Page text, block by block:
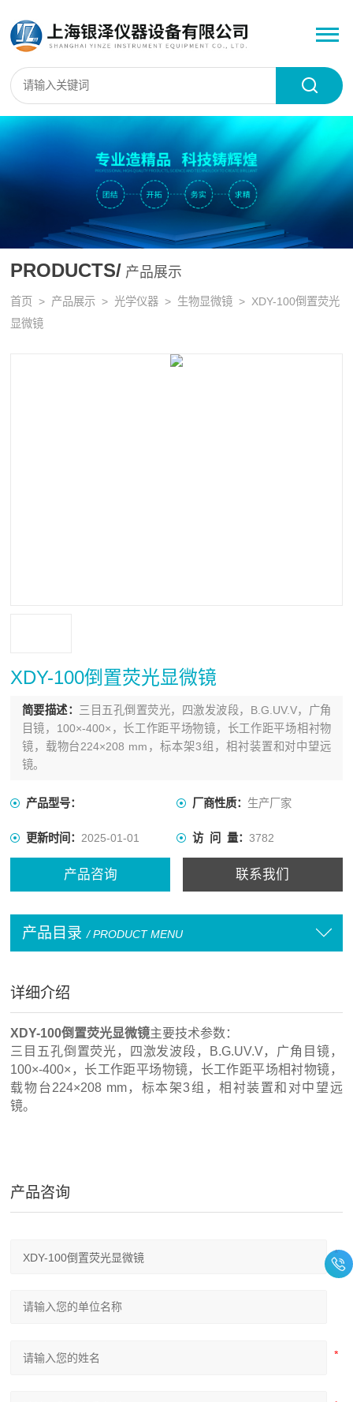
PRODUCTS/ 产品展示
首页 > 产品展示 > 光学仪器 > 生物显微镜 > XDY-100倒置荧光
显微镜
XDY-100倒置荧光显微镜
简要描述： 三目五孔倒置荧光，四激发波段，B.G.UV.V，广角
目镜，100×-400×，长工作距平场物镜，长工作距平场相衬物
镜，载物台224×208 mm，标本架3组，相衬装置和对中望远
镜。
产品型号： 厂商性质： 生产厂家
更新时间：2025-01-01 访 问 量： 3782
产品咨询 联系我们
产品目录 / PRODUCT MENU
详细介绍
XDY-100倒置荧光显微镜主要技术参数：
三目五孔倒置荧光，四激发波段，B.G.UV.V，广角目镜，
100×-400×，长工作距平场物镜，长工作距平场相衬物镜，
载物台224×208 mm，标本架3组，相衬装置和对中望远
镜。
产品咨询